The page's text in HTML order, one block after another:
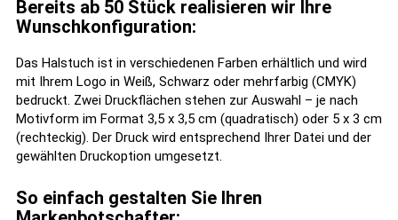
Bereits ab 50 Stück realisieren wir Ihre
Wunschkonfiguration:
Das Halstuch ist in verschiedenen Farben erhältlich und wird
mit Ihrem Logo in Weiß, Schwarz oder mehrfarbig (CMYK)
bedruckt. Zwei Druckflächen stehen zur Auswahl – je nach
Motivform im Format 3,5 x 3,5 cm (quadratisch) oder 5 x 3 cm
(rechteckig). Der Druck wird entsprechend Ihrer Datei und der
gewählten Druckoption umgesetzt.
So einfach gestalten Sie Ihren